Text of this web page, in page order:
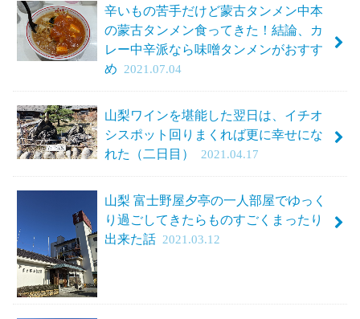
辛いもの苦手だけど蒙古タンメン中本
の蒙古タンメン食ってきた！結論、カ
レー中辛派なら味噌タンメンがおすす
め
2021.07.04
山梨ワインを堪能した翌日は、イチオ
シスポット回りまくれば更に幸せにな
れた（二日目）
2021.04.17
山梨 富士野屋夕亭の一人部屋でゆっく
り過ごしてきたらものすごくまったり
出来た話 2021.03.12